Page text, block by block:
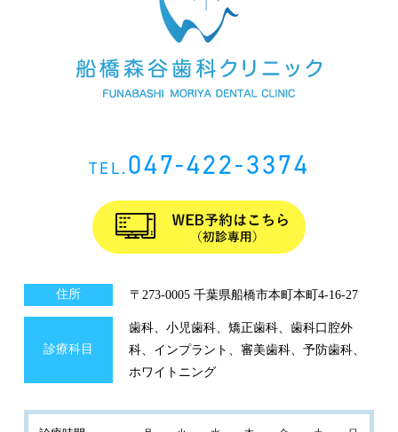
TEL.047-422-3374
住所 〒273-0005 千葉県船橋市本町本町4-16-27
診療科目
歯科、小児歯科、矯正歯科、歯科口腔外
科、インプラント、審美歯科、予防歯科、
ホワイトニング